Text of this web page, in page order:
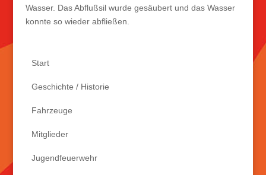
Wasser. Das Abflußsil wurde gesäubert und das Wasser
konnte so wieder abfließen.
Start
Geschichte / Historie
Fahrzeuge
Mitglieder
Jugendfeuerwehr